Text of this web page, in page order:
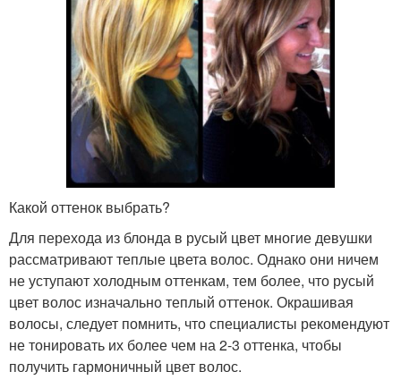
Какой оттенок выбрать?
Для перехода из блонда в русый цвет многие девушки
рассматривают теплые цвета волос. Однако они ничем
не уступают холодным оттенкам, тем более, что русый
цвет волос изначально теплый оттенок. Окрашивая
волосы, следует помнить, что специалисты рекомендуют
не тонировать их более чем на 2-3 оттенка, чтобы
получить гармоничный цвет волос.